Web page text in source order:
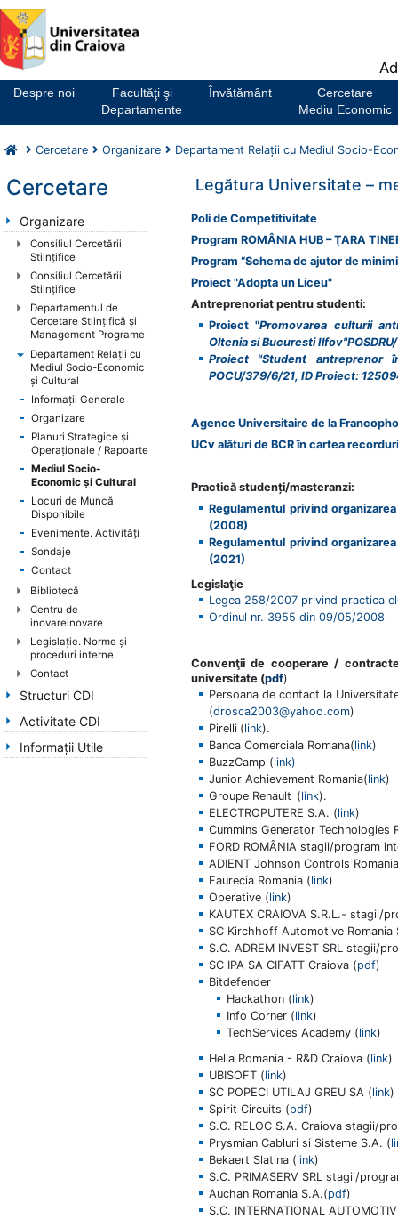
Notă:
Acest
website
un
sistem
accesibilitate.
Despre noi
Facultăţi şi
Departamente
Învățământ
Cercetare
Mediu Economic
Cercetare Organizare Departament Relaţii cu Mediul Socio-
Cercetare
Organizare
Consiliul Cercetării
Stiințifice
Consiliul Cercetării
Stiințifice
Departamentul de
Cercetare Stiințifică și
Management Programe
Departament Relaţii cu
Mediul Socio-Economic
şi Cultural
Informații Generale
Organizare
Planuri Strategice şi
Operaţionale / Rapoarte
Mediul Socio-
Economic şi Cultural
Locuri de Muncă
Disponibile
Evenimente. Activităţi
Sondaje
Contact
Bibliotecă
Centru de
inovareinovare
Legislație. Norme și
proceduri interne
Contact
Structuri CDI
Activitate CDI
Informaţii Utile
Legătura Universitate –
Poli de Competitivitate
Program ROMÂNIA HUB – ŢARA
Program “Schema de ajutor de
Proiect "Adopta un Liceu"
Antreprenoriat pentru studenti:
Proiect "Promovarea culturii
Oltenia si Bucuresti
Proiect "Student antreprenor
POCU/379/6/21, ID Proiect:
Agence Universitaire de la
UCv alături de BCR în cartea
Practică studenţi/masteranzi:
Regulamentul privind
(2008)
Regulamentul privind
(2021)
Legislaţie
Legea 258/2007 privind practica
Ordinul nr. 3955 din 09/05/2008
Convenţii de cooperare /
universitate (pdf)
Persoana de contact la
(drosca2003@yahoo.com)
Pirelli (link).
Banca Comerciala Romana(link)
BuzzCamp (link)
Junior Achievement Romania(link)
Groupe Renault (link).
ELECTROPUTERE S.A. (link)
Cummins Generator Technologies
FORD ROMÂNIA stagii/program
ADIENT Johnson Controls
Faurecia Romania (link)
Operative (link)
KAUTEX CRAIOVA S.R.L.- stagii/
SC Kirchhoff Automotive Romania
S.C. ADREM INVEST SRL stagii/
SC IPA SA CIFATT Craiova (pdf)
Bitdefender
Hackathon (link)
Info Corner (link)
TechServices Academy (link)
Hella Romania - R&D Craiova (link)
UBISOFT (link)
SC POPECI UTILAJ GREU SA (link)
Spirit Circuits (pdf)
S.C. RELOC S.A. Craiova stagii/
Prysmian Cabluri si Sisteme S.A. (
Bekaert Slatina (link)
S.C. PRIMASERV SRL stagii/
Auchan Romania S.A.(pdf)
S.C. INTERNATIONAL